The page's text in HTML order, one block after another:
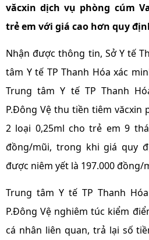
văcxin dịch vụ phòng cúm
trẻ em với giá cao hơn quy
Nhận được thông tin, Sở Y tế
tâm Y tế TP Thanh Hóa xác
Trung tâm Y tế TP Thanh
P.Đông Vệ thu tiền tiêm văcxin
2 loại 0,25ml cho trẻ em 9
đồng/mũi, trong khi giá quy
được niêm yết là 197.000 đồng/
Trung tâm Y tế TP Thanh
P.Đông Vệ nghiêm túc kiểm
cá nhân liên quan, trả lại số